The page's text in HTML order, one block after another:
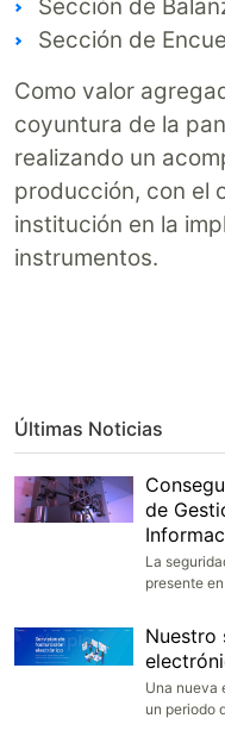
Sección de
Sección de
Como valor
coyuntura de la
realizando un
producción, con el
institución en la
instrumentos.
Últimas Noticias
de
La
presente
Nuestro
Una nueva
un periodo